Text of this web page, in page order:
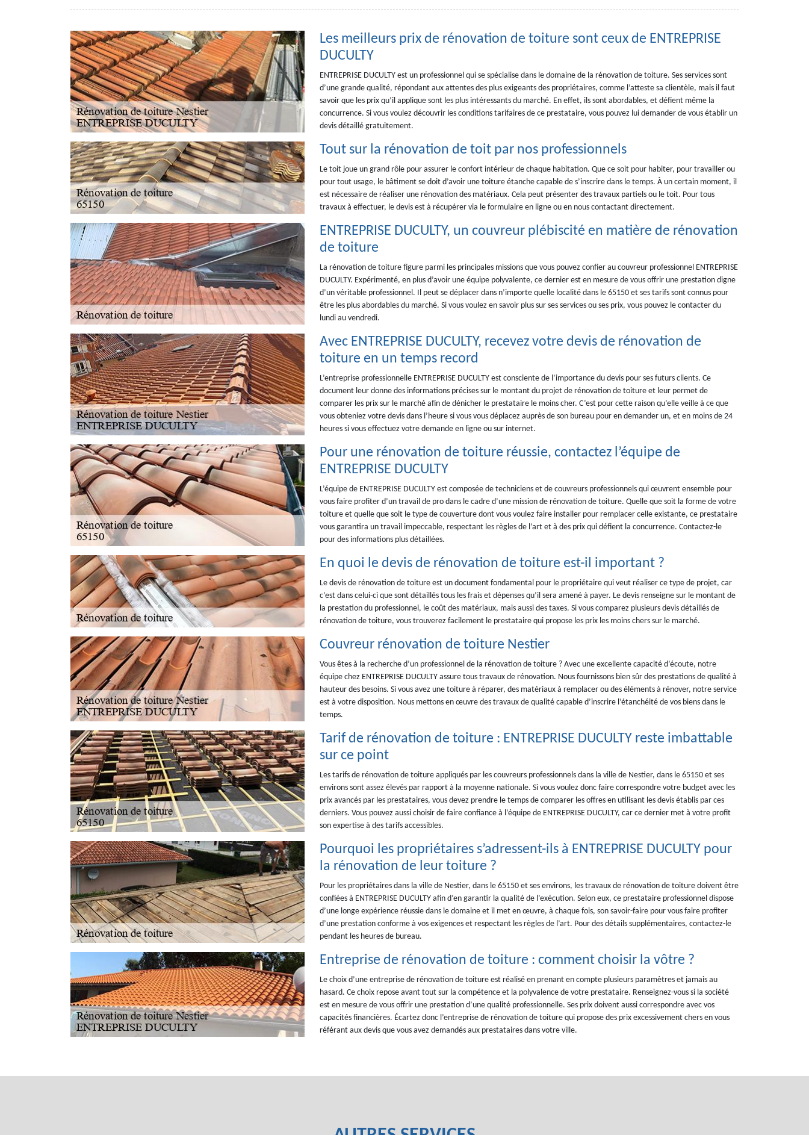
Les meilleurs prix de rénovation de toiture sont ceux de ENTREPRISE
DUCULTY
ENTREPRISE DUCULTY est un professionnel qui se spécialise dans le domaine de la rénovation de toiture. Ses services sont
d’une grande qualité, répondant aux attentes des plus exigeants des propriétaires, comme l’atteste sa clientèle, mais il faut
savoir que les prix qu’il applique sont les plus intéressants du marché. En effet, ils sont abordables, et défient même la
concurrence. Si vous voulez découvrir les conditions tarifaires de ce prestataire, vous pouvez lui demander de vous établir un
devis détaillé gratuitement.
Tout sur la rénovation de toit par nos professionnels
Le toit joue un grand rôle pour assurer le confort intérieur de chaque habitation. Que ce soit pour habiter, pour travailler ou
pour tout usage, le bâtiment se doit d’avoir une toiture étanche capable de s’inscrire dans le temps. À un certain moment, il
est nécessaire de réaliser une rénovation des matériaux. Cela peut présenter des travaux partiels ou le toit. Pour tous
travaux à effectuer, le devis est à récupérer via le formulaire en ligne ou en nous contactant directement.
ENTREPRISE DUCULTY, un couvreur plébiscité en matière de rénovation
de toiture
La rénovation de toiture figure parmi les principales missions que vous pouvez confier au couvreur professionnel ENTREPRISE
DUCULTY. Expérimenté, en plus d’avoir une équipe polyvalente, ce dernier est en mesure de vous offrir une prestation digne
d’un véritable professionnel. Il peut se déplacer dans n’importe quelle localité dans le 65150 et ses tarifs sont connus pour
être les plus abordables du marché. Si vous voulez en savoir plus sur ses services ou ses prix, vous pouvez le contacter du
lundi au vendredi.
Avec ENTREPRISE DUCULTY, recevez votre devis de rénovation de
toiture en un temps record
L’entreprise professionnelle ENTREPRISE DUCULTY est consciente de l’importance du devis pour ses futurs clients. Ce
document leur donne des informations précises sur le montant du projet de rénovation de toiture et leur permet de
comparer les prix sur le marché afin de dénicher le prestataire le moins cher. C’est pour cette raison qu’elle veille à ce que
vous obteniez votre devis dans l’heure si vous vous déplacez auprès de son bureau pour en demander un, et en moins de 24
heures si vous effectuez votre demande en ligne ou sur internet.
Pour une rénovation de toiture réussie, contactez l’équipe de
ENTREPRISE DUCULTY
L’équipe de ENTREPRISE DUCULTY est composée de techniciens et de couvreurs professionnels qui œuvrent ensemble pour
vous faire profiter d’un travail de pro dans le cadre d’une mission de rénovation de toiture. Quelle que soit la forme de votre
toiture et quelle que soit le type de couverture dont vous voulez faire installer pour remplacer celle existante, ce prestataire
vous garantira un travail impeccable, respectant les règles de l’art et à des prix qui défient la concurrence. Contactez-le
pour des informations plus détaillées.
En quoi le devis de rénovation de toiture est-il important ?
Le devis de rénovation de toiture est un document fondamental pour le propriétaire qui veut réaliser ce type de projet, car
c’est dans celui-ci que sont détaillés tous les frais et dépenses qu’il sera amené à payer. Le devis renseigne sur le montant de
la prestation du professionnel, le coût des matériaux, mais aussi des taxes. Si vous comparez plusieurs devis détaillés de
rénovation de toiture, vous trouverez facilement le prestataire qui propose les prix les moins chers sur le marché.
Couvreur rénovation de toiture Nestier
Vous êtes à la recherche d’un professionnel de la rénovation de toiture ? Avec une excellente capacité d’écoute, notre
équipe chez ENTREPRISE DUCULTY assure tous travaux de rénovation. Nous fournissons bien sûr des prestations de qualité à
hauteur des besoins. Si vous avez une toiture à réparer, des matériaux à remplacer ou des éléments à rénover, notre service
est à votre disposition. Nous mettons en œuvre des travaux de qualité capable d’inscrire l’étanchéité de vos biens dans le
temps.
Tarif de rénovation de toiture : ENTREPRISE DUCULTY reste imbattable
sur ce point
Les tarifs de rénovation de toiture appliqués par les couvreurs professionnels dans la ville de Nestier, dans le 65150 et ses
environs sont assez élevés par rapport à la moyenne nationale. Si vous voulez donc faire correspondre votre budget avec les
prix avancés par les prestataires, vous devez prendre le temps de comparer les offres en utilisant les devis établis par ces
derniers. Vous pouvez aussi choisir de faire confiance à l’équipe de ENTREPRISE DUCULTY, car ce dernier met à votre profit
son expertise à des tarifs accessibles.
Pourquoi les propriétaires s’adressent-ils à ENTREPRISE DUCULTY pour
la rénovation de leur toiture ?
Pour les propriétaires dans la ville de Nestier, dans le 65150 et ses environs, les travaux de rénovation de toiture doivent être
confiées à ENTREPRISE DUCULTY afin d’en garantir la qualité de l’exécution. Selon eux, ce prestataire professionnel dispose
d’une longe expérience réussie dans le domaine et il met en œuvre, à chaque fois, son savoir-faire pour vous faire profiter
d’une prestation conforme à vos exigences et respectant les règles de l’art. Pour des détails supplémentaires, contactez-le
pendant les heures de bureau.
Entreprise de rénovation de toiture : comment choisir la vôtre ?
Le choix d’une entreprise de rénovation de toiture est réalisé en prenant en compte plusieurs paramètres et jamais au
hasard. Ce choix repose avant tout sur la compétence et la polyvalence de votre prestataire. Renseignez-vous si la société
est en mesure de vous offrir une prestation d’une qualité professionnelle. Ses prix doivent aussi correspondre avec vos
capacités financières. Écartez donc l’entreprise de rénovation de toiture qui propose des prix excessivement chers en vous
référant aux devis que vous avez demandés aux prestataires dans votre ville.